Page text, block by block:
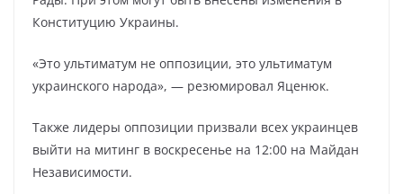
Конституцию Украины.
«Это ультиматум не оппозиции, это ультиматум
украинского народа», — резюмировал Яценюк.
Также лидеры оппозиции призвали всех украинцев
выйти на митинг в воскресенье на 12:00 на Майдан
Независимости.